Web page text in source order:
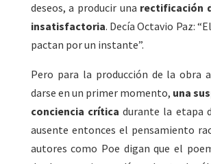
deseos, a producir una rectificación
insatisfactoria. Decía Octavio Paz:
pactan por un instante”.
Pero para la producción de la obra
darse en un primer momento, una
conciencia crítica durante la etapa
ausente entonces el pensamiento
autores como Poe digan que el